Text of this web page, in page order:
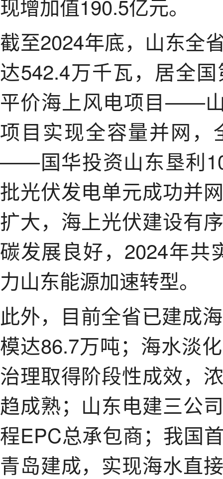
现增加值190.5亿元。
截至2024年底，山东全
达542.4万千瓦，居全
平价海上风电项目——
项目实现全容量并网
——国华投资山东垦利
批光伏发电单元成功并
扩大，海上光伏建设有
碳发展良好，2024年共
力山东能源加速转型。
此外，目前全省已建成
模达86.7万吨；海水淡
治理取得阶段性成效，
趋成熟；山东电建三公
程EPC总承包商；我国
青岛建成，实现海水直